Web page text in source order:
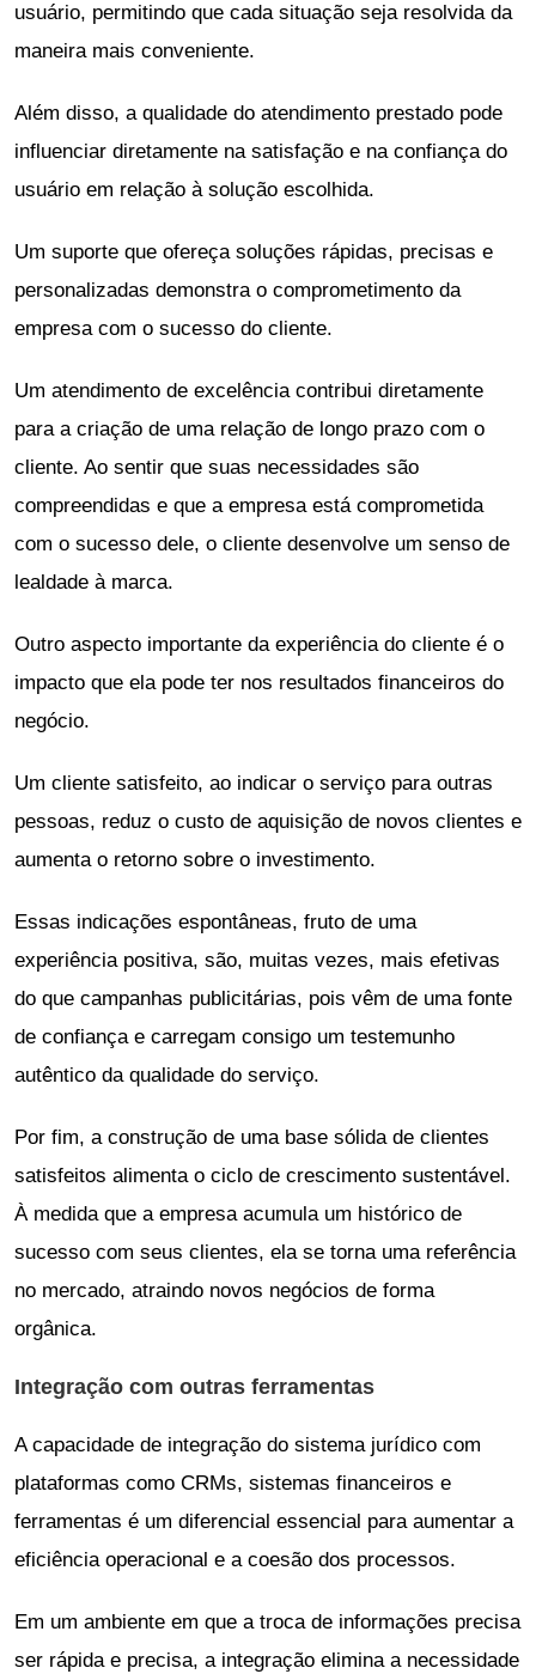
usuário, permitindo que cada situação seja resolvida da
maneira mais conveniente.
Além disso, a qualidade do atendimento prestado pode
influenciar diretamente na satisfação e na confiança do
usuário em relação à solução escolhida.
Um suporte que ofereça soluções rápidas, precisas e
personalizadas demonstra o comprometimento da
empresa com o sucesso do cliente.
Um atendimento de excelência contribui diretamente
para a criação de uma relação de longo prazo com o
cliente. Ao sentir que suas necessidades são
compreendidas e que a empresa está comprometida
com o sucesso dele, o cliente desenvolve um senso de
lealdade à marca.
Outro aspecto importante da experiência do cliente é o
impacto que ela pode ter nos resultados financeiros do
negócio.
Um cliente satisfeito, ao indicar o serviço para outras
pessoas, reduz o custo de aquisição de novos clientes e
aumenta o retorno sobre o investimento.
Essas indicações espontâneas, fruto de uma
experiência positiva, são, muitas vezes, mais efetivas
do que campanhas publicitárias, pois vêm de uma fonte
de confiança e carregam consigo um testemunho
autêntico da qualidade do serviço.
Por fim, a construção de uma base sólida de clientes
satisfeitos alimenta o ciclo de crescimento sustentável.
À medida que a empresa acumula um histórico de
sucesso com seus clientes, ela se torna uma referência
no mercado, atraindo novos negócios de forma
orgânica.
Integração com outras ferramentas
A capacidade de integração do sistema jurídico com
plataformas como CRMs, sistemas financeiros e
ferramentas é um diferencial essencial para aumentar a
eficiência operacional e a coesão dos processos.
Em um ambiente em que a troca de informações precisa
ser rápida e precisa, a integração elimina a necessidade